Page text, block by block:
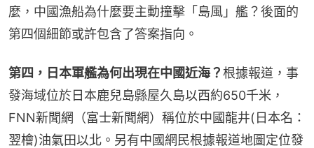
麼，中國漁船為什麼要主動撞擊「島風」艦？後面的
第四個細節或許包含了答案指向。
第四，日本軍艦為何出現在中國近海？根據報道，事
發海域位於日本鹿兒島縣屋久島以西約650千米，
FNN新聞網（富士新聞網）稱位於中國龍井(日本名：
翌檜)油氣田以北。另有中國網民根據報道地圖定位發